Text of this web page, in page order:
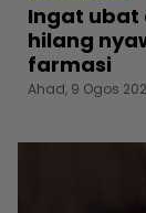
Ingat ubat
hilang
farmasi
Ahad, 9 Ogos